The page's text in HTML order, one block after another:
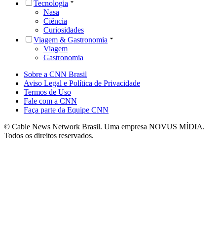
Tecnologia
Nasa
Ciência
Curiosidades
Viagem & Gastronomia
Viagem
Gastronomia
Sobre a CNN Brasil
Aviso Legal e Política de Privacidade
Termos de Uso
Fale com a CNN
Faça parte da Equipe CNN
© Cable News Network Brasil. Uma empresa NOVUS MÍDIA.
Todos os direitos reservados.